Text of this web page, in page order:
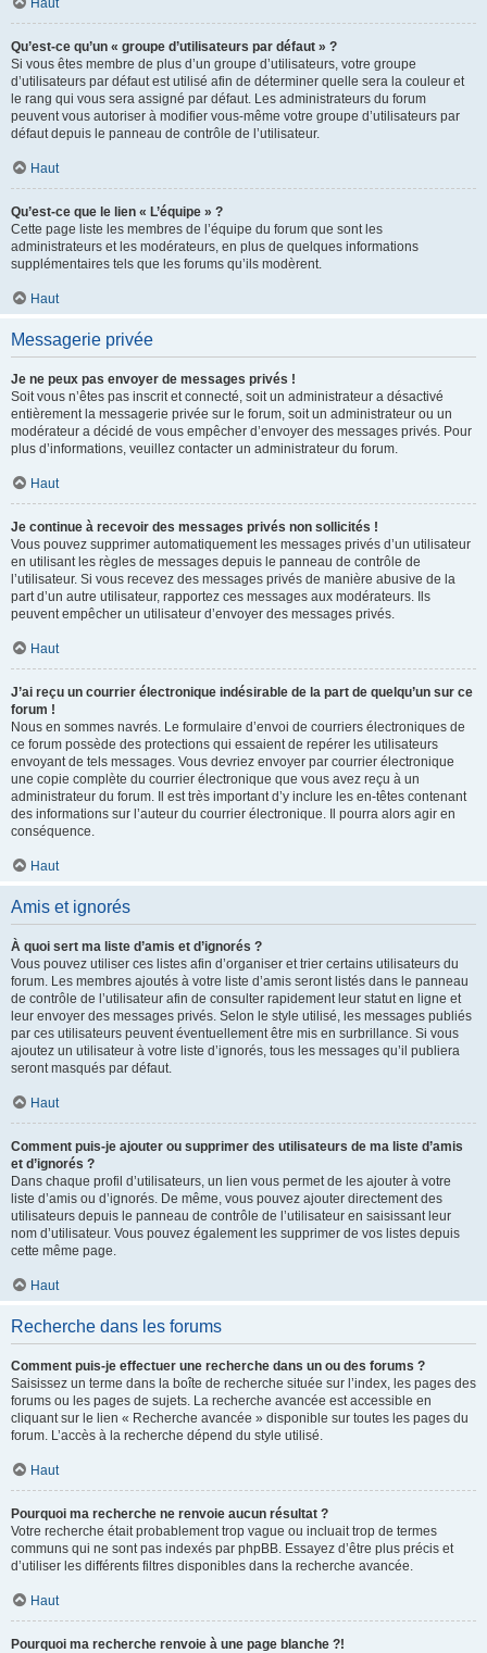
Haut
Qu’est-ce qu’un « groupe d’utilisateurs par défaut » ?
Si vous êtes membre de plus d’un groupe d’utilisateurs, votre groupe
d’utilisateurs par défaut est utilisé afin de déterminer quelle sera la couleur et
le rang qui vous sera assigné par défaut. Les administrateurs du forum
peuvent vous autoriser à modifier vous-même votre groupe d’utilisateurs par
défaut depuis le panneau de contrôle de l’utilisateur.
Haut
Qu’est-ce que le lien « L’équipe » ?
Cette page liste les membres de l’équipe du forum que sont les
administrateurs et les modérateurs, en plus de quelques informations
supplémentaires tels que les forums qu’ils modèrent.
Haut
Messagerie privée
Je ne peux pas envoyer de messages privés !
Soit vous n’êtes pas inscrit et connecté, soit un administrateur a désactivé
entièrement la messagerie privée sur le forum, soit un administrateur ou un
modérateur a décidé de vous empêcher d’envoyer des messages privés. Pour
plus d’informations, veuillez contacter un administrateur du forum.
Haut
Je continue à recevoir des messages privés non sollicités !
Vous pouvez supprimer automatiquement les messages privés d’un utilisateur
en utilisant les règles de messages depuis le panneau de contrôle de
l’utilisateur. Si vous recevez des messages privés de manière abusive de la
part d’un autre utilisateur, rapportez ces messages aux modérateurs. Ils
peuvent empêcher un utilisateur d’envoyer des messages privés.
Haut
J’ai reçu un courrier électronique indésirable de la part de quelqu’un sur ce
forum !
Nous en sommes navrés. Le formulaire d’envoi de courriers électroniques de
ce forum possède des protections qui essaient de repérer les utilisateurs
envoyant de tels messages. Vous devriez envoyer par courrier électronique
une copie complète du courrier électronique que vous avez reçu à un
administrateur du forum. Il est très important d’y inclure les en-têtes contenant
des informations sur l’auteur du courrier électronique. Il pourra alors agir en
conséquence.
Haut
Amis et ignorés
À quoi sert ma liste d’amis et d’ignorés ?
Vous pouvez utiliser ces listes afin d’organiser et trier certains utilisateurs du
forum. Les membres ajoutés à votre liste d’amis seront listés dans le panneau
de contrôle de l’utilisateur afin de consulter rapidement leur statut en ligne et
leur envoyer des messages privés. Selon le style utilisé, les messages publiés
par ces utilisateurs peuvent éventuellement être mis en surbrillance. Si vous
ajoutez un utilisateur à votre liste d’ignorés, tous les messages qu’il publiera
seront masqués par défaut.
Haut
Comment puis-je ajouter ou supprimer des utilisateurs de ma liste d’amis
et d’ignorés ?
Dans chaque profil d’utilisateurs, un lien vous permet de les ajouter à votre
liste d’amis ou d’ignorés. De même, vous pouvez ajouter directement des
utilisateurs depuis le panneau de contrôle de l’utilisateur en saisissant leur
nom d’utilisateur. Vous pouvez également les supprimer de vos listes depuis
cette même page.
Haut
Recherche dans les forums
Comment puis-je effectuer une recherche dans un ou des forums ?
Saisissez un terme dans la boîte de recherche située sur l’index, les pages des
forums ou les pages de sujets. La recherche avancée est accessible en
cliquant sur le lien « Recherche avancée » disponible sur toutes les pages du
forum. L’accès à la recherche dépend du style utilisé.
Haut
Pourquoi ma recherche ne renvoie aucun résultat ?
Votre recherche était probablement trop vague ou incluait trop de termes
communs qui ne sont pas indexés par phpBB. Essayez d’être plus précis et
d’utiliser les différents filtres disponibles dans la recherche avancée.
Haut
Pourquoi ma recherche renvoie à une page blanche ?!